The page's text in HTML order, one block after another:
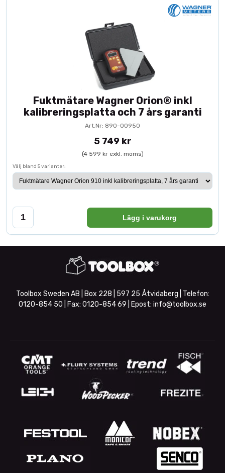
Fuktmätare Wagner Orion® inkl
kalibreringsplatta och 7 års garanti
Art.Nr: 890-00950
5 749 kr
(4 599 kr exkl. moms)
Välj bland 5 varianter:
Lägg i varukorg
Toolbox Sweden AB | Box 228 | 597 25 Åtvidaberg | Telefon:
0120-854 50 | Fax: 0120-854 69 | Epost: info@toolbox.se